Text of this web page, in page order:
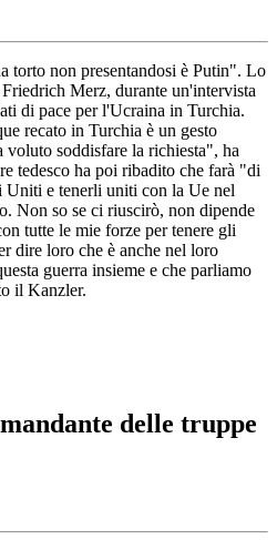
torto non presentandosi è Putin". Lo
Merz, durante un'intervista
di pace per l'Ucraina in Turchia.
recato in Turchia è un gesto
voluto soddisfare la richiesta", ha
tedesco ha poi ribadito che farà "di
Uniti e tenerli uniti con la Ue nel
Non so se ci riuscirò, non dipende
tutte le mie forze per tenere gli
dire loro che è anche nel loro
guerra insieme e che parliamo
il Kanzler.
delle truppe